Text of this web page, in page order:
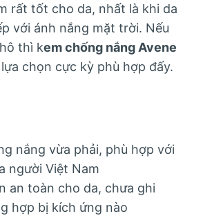
rất tốt cho da, nhất là khi da
với ánh nắng mặt trời. Nếu
thì kem chống nắng Avene
chọn cực kỳ phù hợp đấy.
nắng vừa phải, phù hợp với
người Việt Nam
an toàn cho da, chưa ghi
hợp bị kích ứng nào